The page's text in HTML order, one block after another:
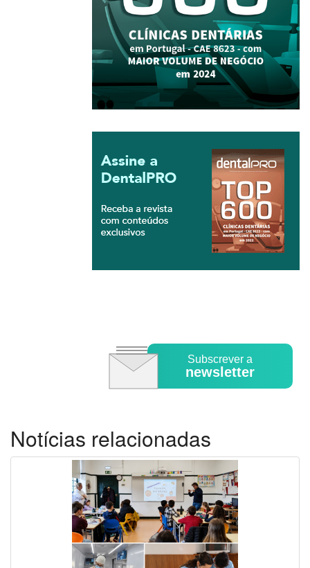
Subscrever a
newsletter
Notícias relacionadas